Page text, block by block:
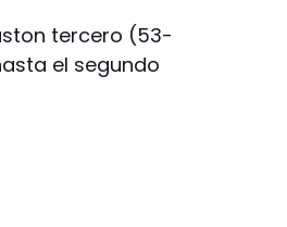
tercero (53-
el segundo